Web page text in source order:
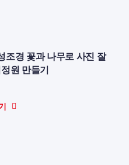
조경 꽃과 나무로 사진 잘
원 만들기